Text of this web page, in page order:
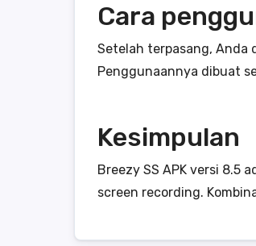
Cara
Setelah terpasang, Anda
Penggunaannya dibuat
Kesimpulan
Breezy SS APK versi 8.5
screen recording.